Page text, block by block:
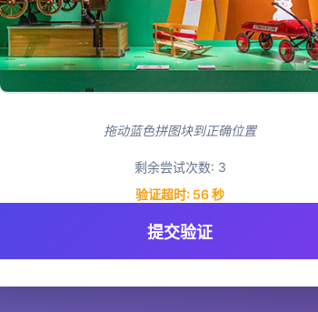
拖动蓝色拼图块到正确位置
剩余尝试次数: 3
验证超时: 55秒
提交验证